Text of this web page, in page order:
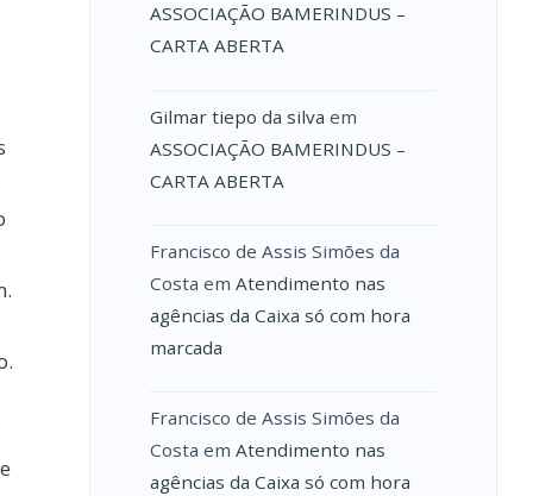
ASSOCIAÇÃO BAMERINDUS –
CARTA ABERTA
Gilmar tiepo da silva em
ASSOCIAÇÃO BAMERINDUS –
CARTA ABERTA
Francisco de Assis Simões da
Costa em Atendimento nas
agências da Caixa só com hora
marcada
Francisco de Assis Simões da
Costa em Atendimento nas
agências da Caixa só com hora